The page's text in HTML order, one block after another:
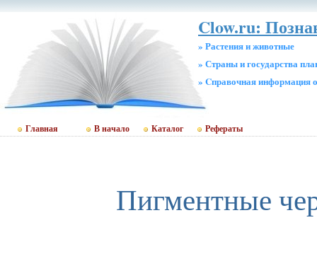
Clow.ru:
» Растения и животные
» Страны и государства
» Cправочная информация
Главная В начало Каталог Рефераты
Пигментные